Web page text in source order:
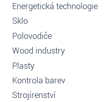
Energetická technologie
Sklo
Polovodiče
Wood industry
Plasty
Kontrola barev
Strojírenství